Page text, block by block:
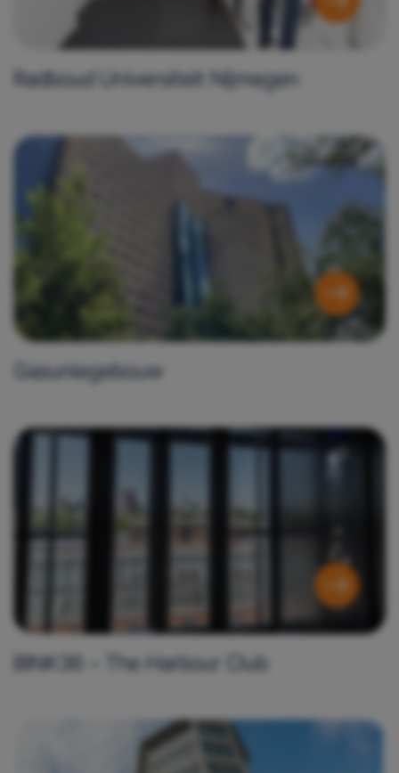
Radboud Universiteit Nijmegen
Gasuniegebouw
BINK36 – The Harbour Club
Geef toestemming of stel uw eigen keuze incookie-
instellingen.Lees meer in onzeprivacy policy.